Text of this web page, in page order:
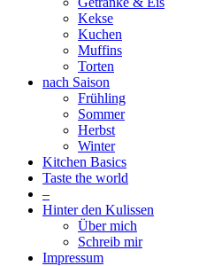
Kekse
Kuchen
Muffins
Torten
nach Saison
Frühling
Sommer
Herbst
Winter
Kitchen Basics
Taste the world
–
Hinter den Kulissen
Über mich
Schreib mir
Impressum